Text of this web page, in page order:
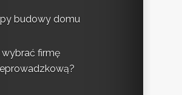
budowy domu
wybrać firmę